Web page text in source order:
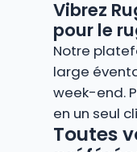
Vibrez
pour le
Notre
large
week-end.
en un seul
Toutes